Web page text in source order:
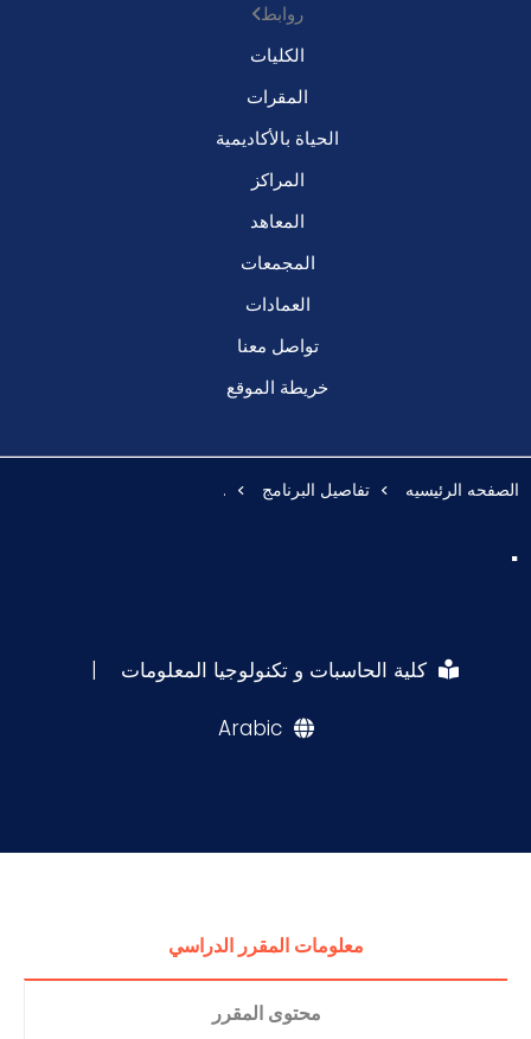
روابط
الكليات
المقرات
الحياة بالأكاديمية
المراكز
المعاهد
المجمعات
العمادات
تواصل معنا
خريطة الموقع
الصفحه الرئيسيه تفاصيل البرنامج .
.
كلية الحاسبات و تكنولوجيا المعلومات |
Arabic
معلومات المقرر الدراسي
محتوى المقرر